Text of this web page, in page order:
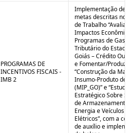
PROGRAMAS DE
INCENTIVOS FISCAIS -
IMB 2
Implementação de
metas descritas
de Trabalho
Impactos
Programas de
Tributário do
Goiás – Crédito
e Fomentar/
“Construção da
Insumo-Produto de
(MIP_GO)” e “Estudo
Estratégico Sobre
de
Energia e Veículos
Elétricos”, com a
de auxílio e